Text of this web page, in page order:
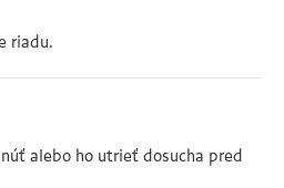
riadu.
alebo ho utrieť dosucha pred